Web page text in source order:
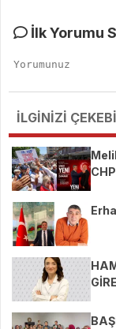
İlk Yorumu
İLGİNİZİ